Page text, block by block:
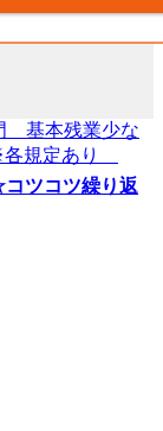
ツコツ繰り返